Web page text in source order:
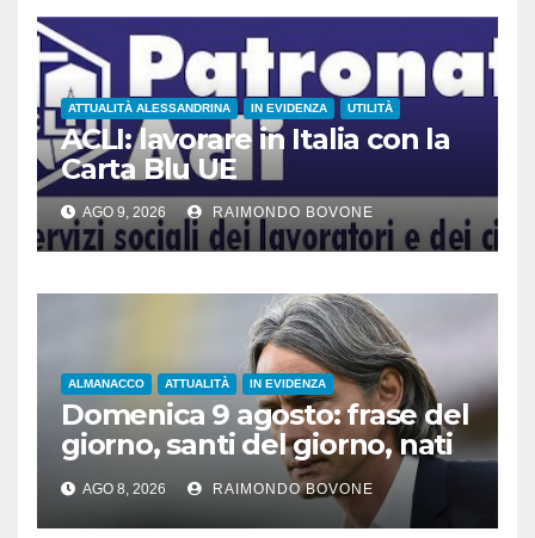
ATTUALITÀ ALESSANDRINA IN EVIDENZA UTILITÀ
ACLI: lavorare in Italia con la
Carta Blu UE
AGO 9, 2026 RAIMONDO BOVONE
ALMANACCO ATTUALITÀ IN EVIDENZA
Domenica 9 agosto: frase del
giorno, santi del giorno, nati
famosi, accadde oggi
AGO 8, 2026 RAIMONDO BOVONE